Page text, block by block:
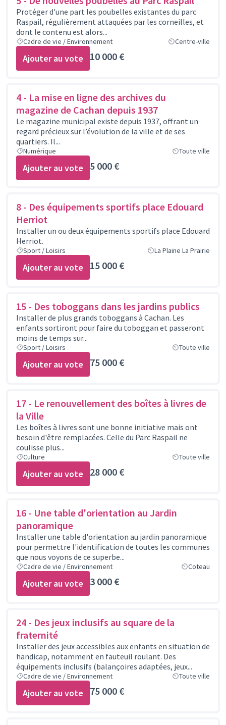
Protéger d'une part les poubelles existantes du parc
Raspail, régulièrement attaquées par les corneilles, et
dont le contenu est alors...
Cadre de vie / Environnement Centre-ville
Ajouter au vote 10 000 €
4 - La mise en ligne des archives du
magazine de Cachan depuis 1937
Le magazine municipal existe depuis 1937, offrant un
regard précieux sur l’évolution de la ville et de ses
quartiers. Il...
Numérique Toute ville
Ajouter au vote 5 000 €
8 - Des équipements sportifs place Edouard
Herriot
Installer un ou deux équipements sportifs place Edouard
Herriot.
Sport / Loisirs La Plaine La Prairie
Ajouter au vote 15 000 €
15 - Des toboggans dans les jardins publics
Installer de plus grands toboggans à Cachan. Les
enfants sortiront pour faire du toboggan et passeront
moins de temps sur...
Sport / Loisirs Toute ville
Ajouter au vote 75 000 €
17 - Le renouvellement des boîtes à livres de
la Ville
Les boîtes à livres sont une bonne initiative mais ont
besoin d'être remplacées. Celle du Parc Raspail ne
coulisse plus...
Culture Toute ville
Ajouter au vote 28 000 €
16 - Une table d'orientation au Jardin
panoramique
Installer une table d'orientation au jardin panoramique
pour permettre l'identification de toutes les communes
que nous voyons de ce superbe...
Cadre de vie / Environnement Coteau
Ajouter au vote 3 000 €
24 - Des jeux inclusifs au square de la
fraternité
Installer des jeux accessibles aux enfants en situation de
handicap, notamment en fauteuil roulant. Des
équipements inclusifs (balançoires adaptées, jeux...
Cadre de vie / Environnement Toute ville
Ajouter au vote 75 000 €